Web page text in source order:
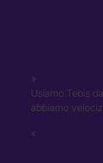
Usiamo Tebis
abbiamo